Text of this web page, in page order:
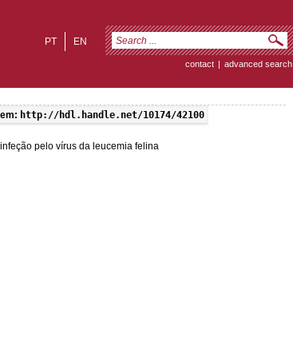
EN
PT
contact | advanced search
http://hdl.handle.net/10174/42100
pelo vírus da leucemia felina